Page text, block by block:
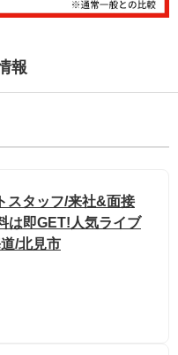
報
スタッフ/来社&面接
は即GET!人気ライブ
/北見市